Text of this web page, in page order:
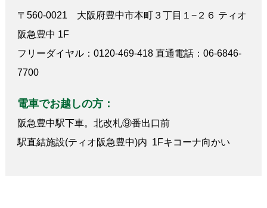
〒560-0021 大阪府豊中市本町３丁目１−２６ ティオ
阪急豊中 1F
フリーダイヤル：0120-469-418 直通電話：06-6846-
7700
電車でお越しの方：
阪急豊中駅下車。北改札⑨番出口前
駅直結施設(ティオ阪急豊中)内 1Fキコーナ向かい